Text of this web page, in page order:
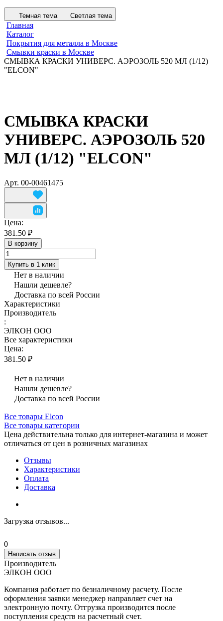
Темная тема Светлая тема
Главная
Каталог
Покрытия для металла в Москве
Смывки краски в Москве
СМЫВКА КРАСКИ УНИВЕРС. АЭРОЗОЛЬ 520 МЛ (1/12)
"ELCON"
СМЫВКА КРАСКИ
УНИВЕРС. АЭРОЗОЛЬ 520
МЛ (1/12) "ELCON"
Арт. 00-00461475
Цена:
381.50 ₽
В корзину
Купить в 1 клик
Нет в наличии
Нашли дешевле?
Доставка по всей России
Характеристики
Производитель
:
ЭЛКОН ООО
Все характеристики
Цена:
381.50 ₽
Нет в наличии
Нашли дешевле?
Доставка по всей России
Все товары Elcon
Все товары категории
Цена действительна только для интернет-магазина и может
отличаться от цен в розничных магазинах
Отзывы
Характеристики
Оплата
Доставка
Загрузка отзывов...
0
Написать отзыв
Производитель
ЭЛКОН ООО
Компания работает по безналичному расчету. После
оформления заявки менеджер направляет счет на
электронную почту. Отгрузка производится после
поступления средств на расчетный счет.